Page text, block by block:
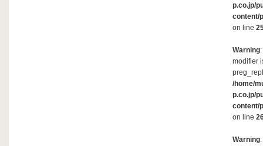
p.co.jp/
content/
on line
Warning
modifier
/home/
p.co.jp/
content/
on line
Warning